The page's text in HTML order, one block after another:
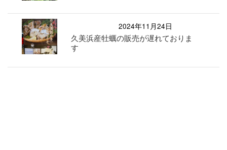
2024年11月24日
久美浜産牡蠣の販売が遅れておりま
す